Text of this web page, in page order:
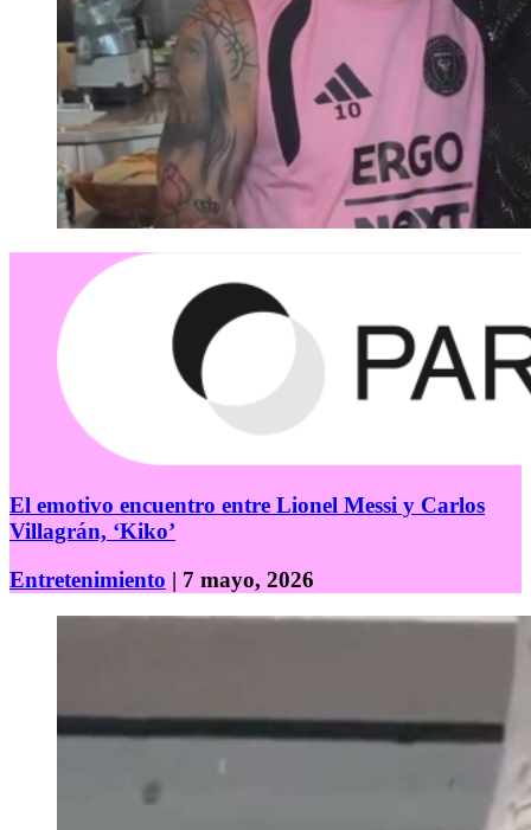
El emotivo encuentro entre Lionel Messi y Carlos
Villagrán, ‘Kiko’
Entretenimiento | 7 mayo, 2026